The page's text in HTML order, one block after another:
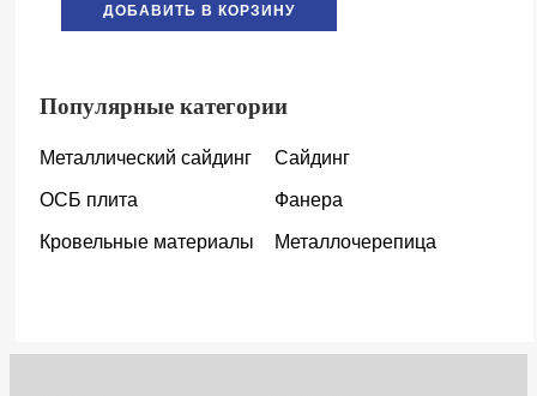
ДОБАВИТЬ В КОРЗИНУ
Популярные категории
Металлический сайдинг Сайдинг
ОСБ плита Фанера
Кровельные материалы Металлочерепица